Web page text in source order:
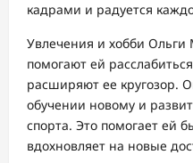
кадрами и радуется
Увлечения и хобби Ольги
помогают ей
расширяют ее кругозор.
обучении новому и
спорта. Это помогает ей
вдохновляет на новые